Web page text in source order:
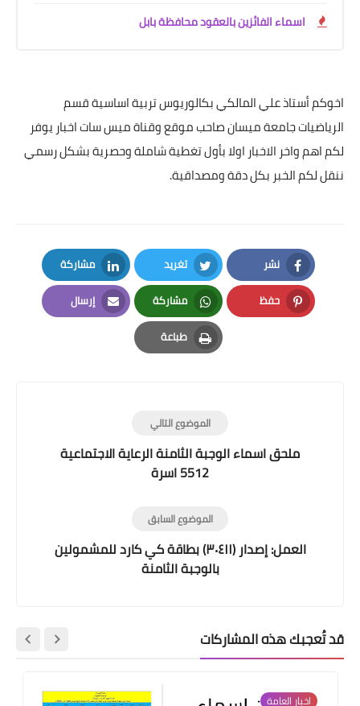
اسماء الفائزين بالعقود محافظة بابل
اخوكم أستاذ علي المالكي بكالوريوس تربية اساسية قسم
الرياضيات جامعة ميسان صاحب موقع وقناة ميس سات اخبار يوفر
لكم اهم واخر الاخبار اولا بأول تغطية شاملة وحصرية بشكل رسمي
ننقل لكم الخبر بكل دقة ومصداقية.
نشر
Facebook
تغريد
Twitter
مشاركة
LinkedIn
حفظ
Pinterest
مشاركة
Whatsapp
إرسال
Email
طباعة
Print
الموضوع التالي
ملحق اسماء الوجبة الثامنة الرعاية الاجتماعية
5512 اسرة
الموضوع السابق
العمل: إصدار (٣٠٤١١) بطاقة كي كارد للمشمولين
بالوجبة الثامنة
قد تُعجبك هذه المشاركات
اخبار العامة